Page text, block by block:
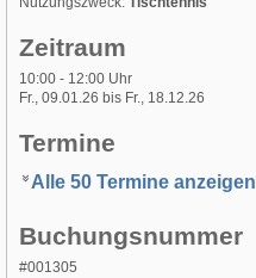
Zeitraum
10:00 - 12:00 Uhr
Fr., 09.01.26 bis Fr., 18.12.26
Termine
Alle 50 Termine anzeigen
Buchungsnummer
#001305